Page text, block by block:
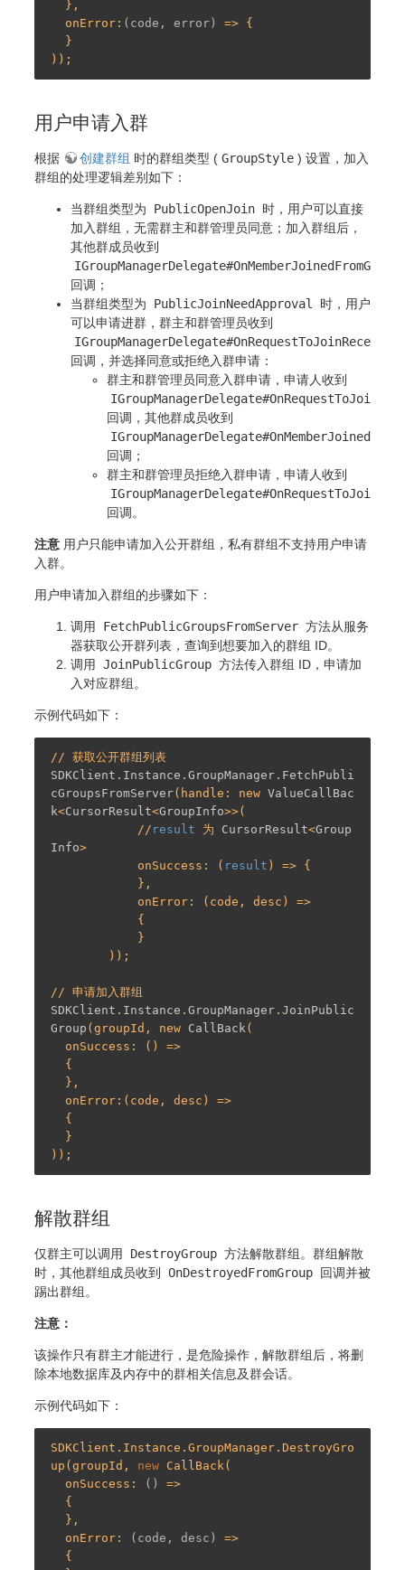
  onError:
(code, error) => {
用户申请入群
根据 创建群组 时的群组类型 ( GroupStyle ) 设置，加入
群组的处理逻辑差别如下：
当群组类型为 PublicOpenJoin 时，用户可以直接
加入群组，无需群主和群管理员同意；加入群组后，
其他群成员收到
IGroupManagerDelegate#OnMemberJoinedFromGroup
回调；
当群组类型为
PublicJoinNeedApproval
时，用户
可以申请进群，群主和群管理员收到
回调，并选择同意或拒绝入群申请：
群主和群管理员同意入群申请，申请人收到
回调，其他群成员收到
回调；
群主和群管理员拒绝入群申请，申请人收到
回调。
注意 用户只能申请加入公开群组，私有群组不支持用户申请
入群。
用户申请加入群组的步骤如下：
调用 FetchPublicGroupsFromServer 方法从服务
器获取公开群列表，查询到想要加入的群组 ID。
调用
JoinPublicGroup 方法传入群组 ID，申请加
入对应群组。
示例代码如下：
SDKClient . Instance . GroupManager . FetchPubli
cGroupsFromServer(handle: new ValueCallBac
k<CursorResult<GroupInfo>>(
            //
result 为 CursorResult<Group
Info>
            onSuccess: (
result ) => {
SDKClient . Instance . GroupManager . JoinPublic
Group (groupId, new CallBack(
解散群组
仅群主可以调用 DestroyGroup 方法解散群组。群组解散
时，其他群组成员收到
OnDestroyedFromGroup 回调并被
踢出群组。
注意：
该操作只有群主才能进行，是危险操作，解散群组后，将删
除本地数据库及内存中的群相关信息及群会话。
示例代码如下：
SDKClient.Instance.GroupManager.DestroyGro
up(groupId, new CallBack(
  onSuccess:
()
=>
  onError:
(code, desc)
=>